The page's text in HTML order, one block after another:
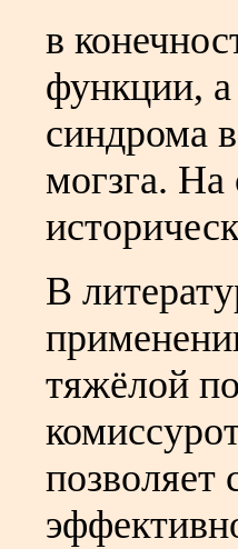
в
функции, а
синдрома
могзга. На
В
тяжёлой
позволяет